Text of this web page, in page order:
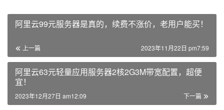
阿里云99元服务器是真的，续费不涨价，老用户能买！
上一篇 2023年11月22日 pm7:59
阿里云63元轻量应用服务器2核2G3M带宽配置，超便
宜！
下一篇
2023年12月27日 am12:09